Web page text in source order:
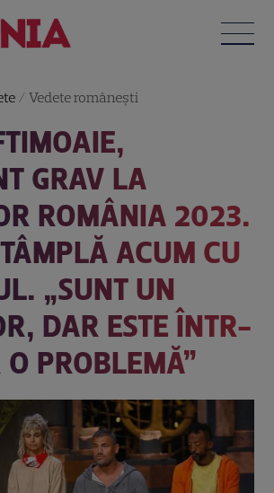
/Vedete româneşti
GRAV LA
ROMÂNIA 2023.
ACUM CU
„SUNT UN
DAR ESTE ÎNTR-
PROBLEMĂ”